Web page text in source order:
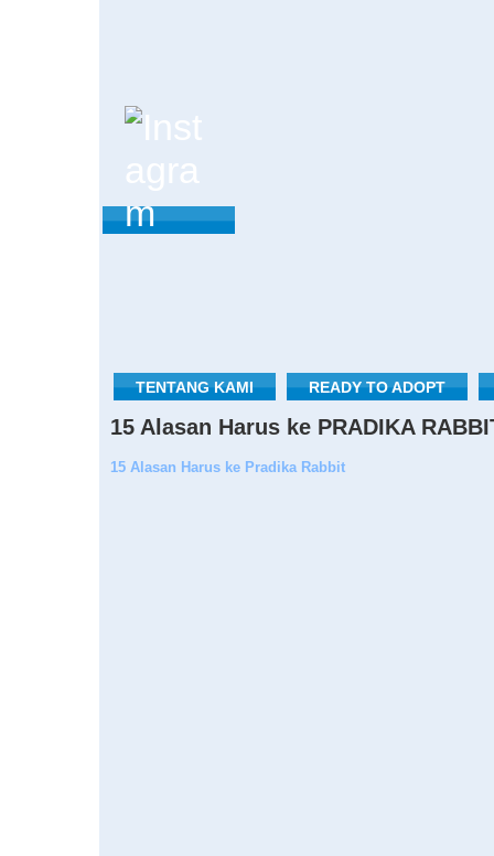
TENTANG KAMI READY TO ADOPT
15 Alasan Harus ke PRADIKA
15 Alasan Harus ke Pradika Rabbit